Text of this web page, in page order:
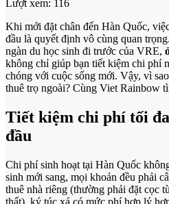
Lượt xem: 116
Khi mới đặt chân đến Hàn Quốc,
đầu là quyết định vô cùng quan
ngàn du học sinh đi trước của VRE,
không chỉ giúp bạn tiết kiệm chi phí
chóng với cuộc sống mới. Vậy, vì
thuê trọ ngoài? Cùng Viet Rainbow
Tiết kiệm chi phí tối
đầu
Chi phí sinh hoạt tại Hàn Quốc
sinh mới sang, mọi khoản đều phải
thuê nhà riêng (thường phải đặt cọc
thất), ký túc xá có mức phí hợp lý